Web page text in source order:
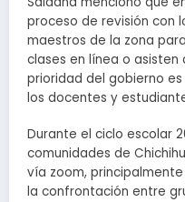
proceso de revisión con
maestros de la zona
clases en línea o asisten
prioridad del gobierno
los docentes y
Durante el ciclo escolar
comunidades de
vía zoom,
la confrontación entre